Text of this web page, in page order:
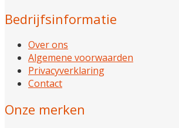
Bedrijfsinformatie
Over ons
Algemene voorwaarden
Privacyverklaring
Contact
Onze merken